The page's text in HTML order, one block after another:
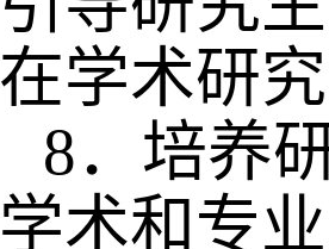
在学术研
8．培养
学术和专